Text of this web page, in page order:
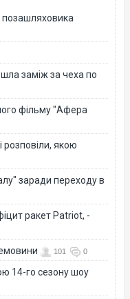
позашляховика
заміж за чеха по
фільму "Афера
розповіли, якою
заради переходу в
ракет Patriot, -
101 0
14-го сезону шоу